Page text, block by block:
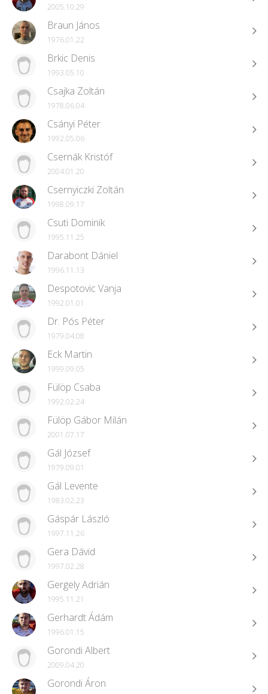
2005.10.29
Braun János
1976.01.22
Brkic Denis
1993.05.10
Csajka Zoltán
1978.06.04
Csányi Péter
1992.05.06
Csernák Kristóf
2004.01.20
Csernyiczki Zoltán
1998.09.17
Csuti Dominik
1995.11.25
Darabont Dániel
1996.11.13
Despotovic Vanja
1992.01.01
Dr. Pós Péter
1979.04.08
Eck Martin
1999.09.05
Fülöp Csaba
1992.02.24
Fülöp Gábor Milán
2001.07.17
Gál József
1979.09.01
Gál Levente
1983.02.23
Gáspár László
1997.11.26
Gera Dávid
1997.02.28
Gergely Adrián
1995.11.21
Gerhardt Ádám
1996.01.15
Gorondi Albert
2009.04.20
Gorondi Áron